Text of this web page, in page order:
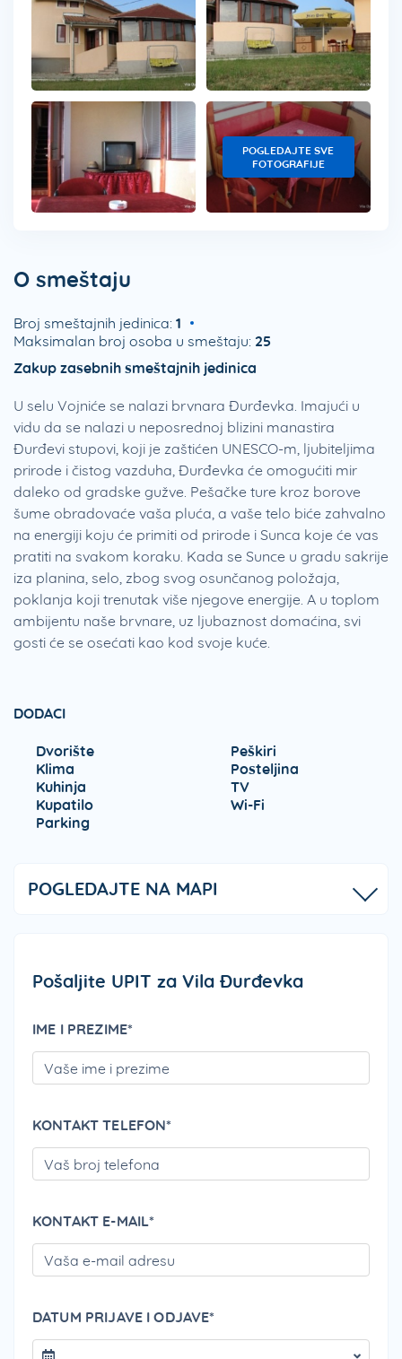
POGLEDAJTE SVE
FOTOGRAFIJE
O smeštaju
Broj smeštajnih jedinica: 1
Maksimalan broj osoba u smeštaju: 25
Zakup zasebnih smeštajnih jedinica
U selu Vojniće se nalazi brvnara Đurđevka. Imajući u
vidu da se nalazi u neposrednoj blizini manastira
Đurđevi stupovi, koji je zaštićen UNESCO-m, ljubiteljima
prirode i čistog vazduha, Đurđevka će omogućiti mir
daleko od gradske gužve. Pešačke ture kroz borove
šume obradovaće vaša pluća, a vaše telo biće zahvalno
na energiji koju će primiti od prirode i Sunca koje će vas
pratiti na svakom koraku. Kada se Sunce u gradu sakrije
iza planina, selo, zbog svog osunčanog položaja,
poklanja koji trenutak više njegove energije. A u toplom
ambijentu naše brvnare, uz ljubaznost domaćina, svi
gosti će se osećati kao kod svoje kuće.
DODACI
Dvorište
Klima
Kuhinja
Kupatilo
Parking
Peškiri
Posteljina
TV
Wi-Fi
POGLEDAJTE NA MAPI
Pošaljite UPIT za Vila Đurđevka
IME I PREZIME*
KONTAKT TELEFON*
KONTAKT E-MAIL*
DATUM PRIJAVE I ODJAVE*